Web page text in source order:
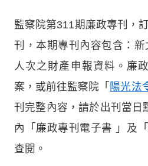
監察院第311期廉政專刊，
刊，本期專刊內容包含：
人次之財產申報資料。廉
案，或前往監察院「 陽光法
刊完整內容，請於出刊當日
內「廉政專刊電子書 」及
查閱。